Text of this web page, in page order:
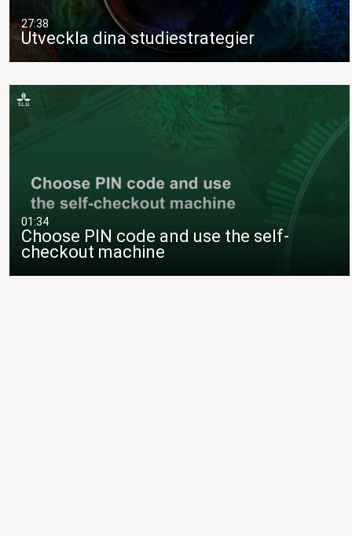
27:38
Utveckla dina studiestrategier
01:34
Choose PIN code and use the self-
checkout machine